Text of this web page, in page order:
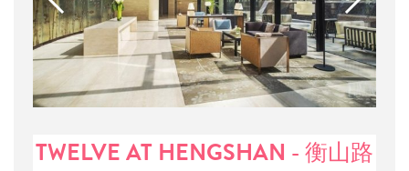
TWELVE AT HENGSHAN - 衡山路